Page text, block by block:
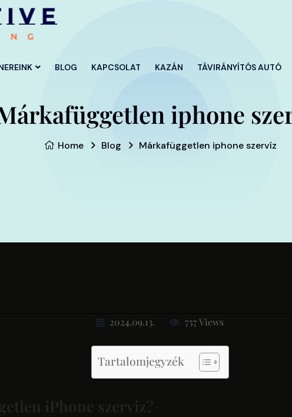
BLOG KAPCSOLAT KAZÁN TÁVIRÁNYÍTÓS AUTÓ
iphone
Home Blog Márkafüggetlen iphone szervíz
2024.09.13. 757 Views
Tartalomjegyzék
iPhone szerviz?